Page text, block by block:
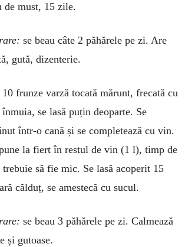
de must, 15 zile.
se beau câte 2 păhărele pe zi. Are
gută, dizen­terie.
frunze var­ză tocată mărunt, frecată cu
se lasă puțin deo­parte. Se
într-o cană și se comple­tea­ză cu vin.
la fiert în restul de vin (1 l), timp de
să fie mic. Se lasă aco­perit 15
căl­duț, se a­mes­tecă cu sucul.
se beau 3 păhărele pe zi. Calmează
și gutoase.